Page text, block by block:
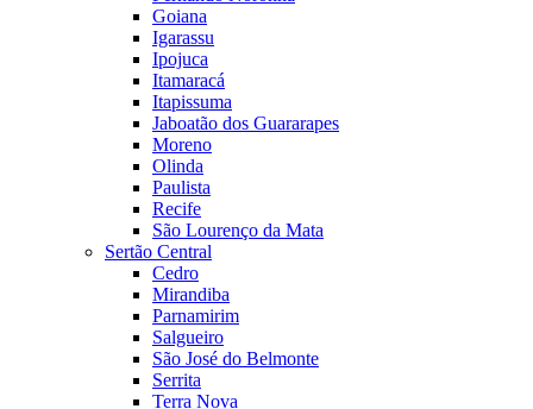
Goiana
Igarassu
Ipojuca
Itamaracá
Itapissuma
Jaboatão dos Guararapes
Moreno
Olinda
Paulista
Recife
São Lourenço da Mata
Sertão Central
Cedro
Mirandiba
Parnamirim
Salgueiro
São José do Belmonte
Serrita
Terra Nova